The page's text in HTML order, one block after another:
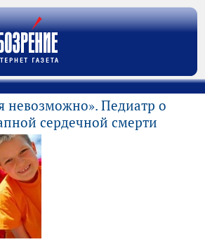
невозможно». Педиатр о
сердечной смерти